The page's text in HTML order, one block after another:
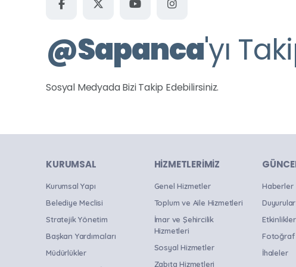
@Sapanca'yı
Sosyal Medyada Bizi Takip Edebilirsiniz.
KURUMSAL
Kurumsal Yapı
Belediye Meclisi
Stratejik Yönetim
Başkan Yardımcıları
Müdürlükler
HIZMETLERIMIZ
Genel Hizmetler
Toplum ve Aile Hizmetleri
İmar ve Şehircilik
Hizmetleri
Sosyal Hizmetler
Zabıta Hizmetleri
Haberler
Duyurular
Etkinlikler
Fotoğraf
İhaleler